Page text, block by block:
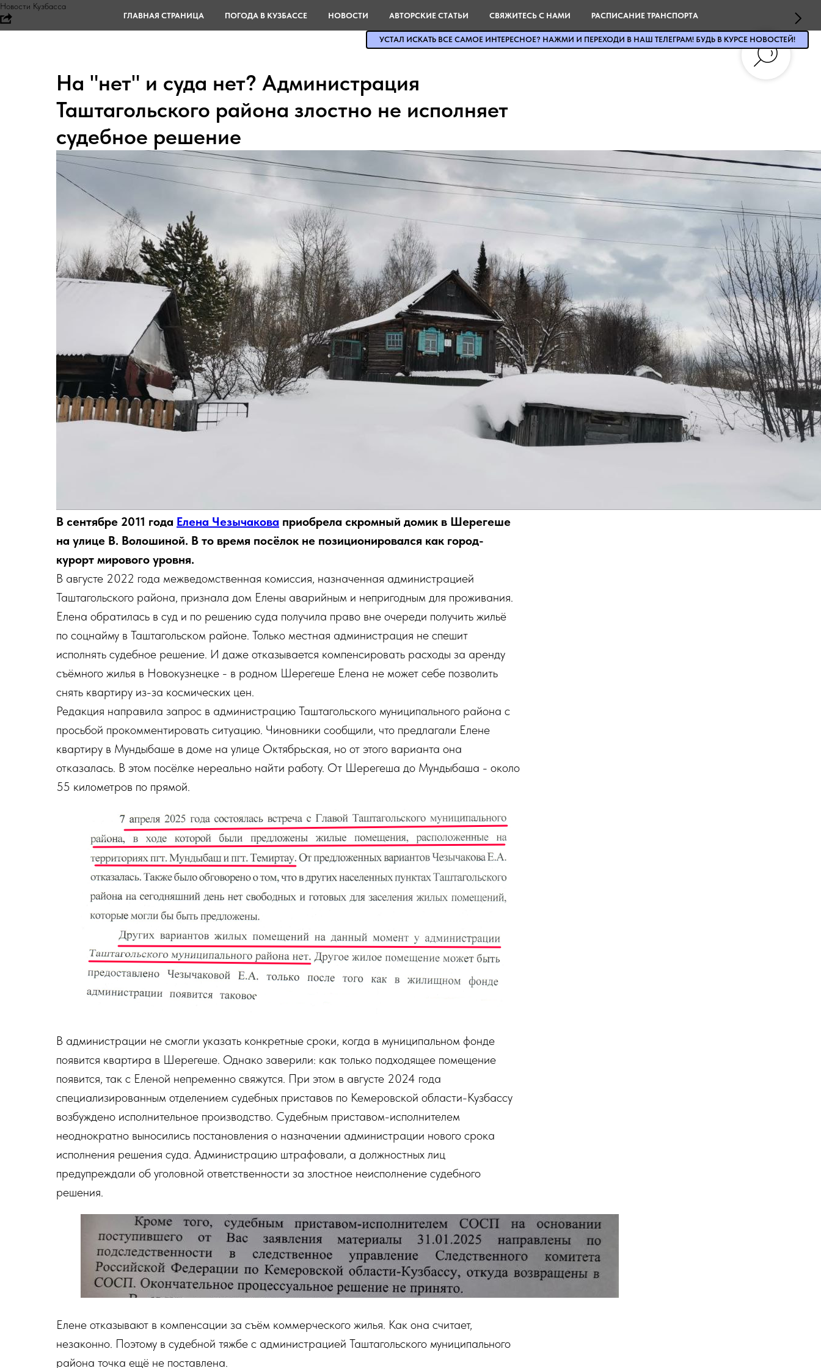
Новости Кузбасса
На "нет" и суда нет? Администрация
Таштагольского района злостно не исполняет
судебное решение
В сентябре 2011 года Елена Чезычакова приобрела скромный домик в Шерегеше
на улице В. Волошиной. В то время посёлок не позиционировался как город-
курорт мирового уровня.
В августе 2022 года межведомственная комиссия, назначенная администрацией
Таштагольского района, признала дом Елены аварийным и непригодным для проживания.
Елена обратилась в суд и по решению суда получила право вне очереди получить жильё
по соцнайму в Таштагольском районе. Только местная администрация не спешит
исполнять судебное решение. И даже отказывается компенсировать расходы за аренду
съёмного жилья в Новокузнецке - в родном Шерегеше Елена не может себе позволить
снять квартиру из-за космических цен.
Редакция направила запрос в администрацию Таштагольского муниципального района с
просьбой прокомментировать ситуацию. Чиновники сообщили, что предлагали Елене
квартиру в Мундыбаше в доме на улице Октябрьская, но от этого варианта она
отказалась. В этом посёлке нереально найти работу. От Шерегеша до Мундыбаша - около
55 километров по прямой.
В администрации не смогли указать конкретные сроки, когда в муниципальном фонде
появится квартира в Шерегеше. Однако заверили: как только подходящее помещение
появится, так с Еленой непременно свяжутся. При этом в августе 2024 года
специализированным отделением судебных приставов по Кемеровской области-Кузбассу
возбуждено исполнительное производство. Судебным приставом-исполнителем
неоднократно выносились постановления о назначении администрации нового срока
исполнения решения суда. Администрацию штрафовали, а должностных лиц
предупреждали об уголовной ответственности за злостное неисполнение судебного
решения.
Елене отказывают в компенсации за съём коммерческого жилья. Как она считает,
незаконно. Поэтому в судебной тяжбе с администрацией Таштагольского муниципального
района точка ещё не поставлена.
ГЛАВНАЯ СТРАНИЦА ПОГОДА В КУЗБАССЕ НОВОСТИ АВТОРСКИЕ СТАТЬИ СВЯЖИТЕСЬ С НАМИ РАСПИСАНИЕ ТРАНСПОРТА
УСТАЛ ИСКАТЬ ВСЕ САМОЕ ИНТЕРЕСНОЕ? НАЖМИ И ПЕРЕХОДИ В НАШ ТЕЛЕГРАМ! БУДЬ В КУРСЕ НОВОСТЕЙ!